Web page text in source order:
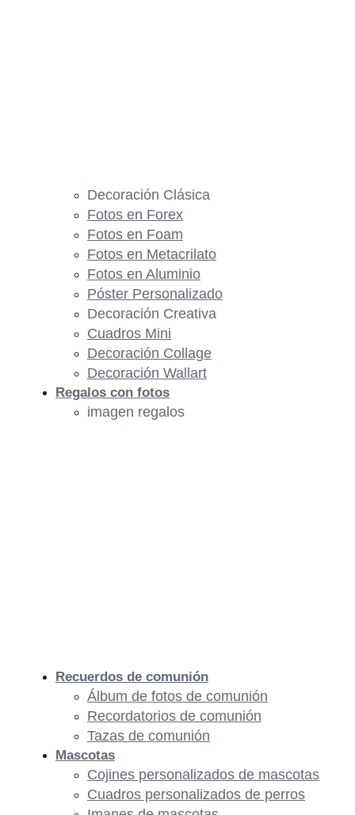
Decoración Clásica
Fotos en Forex
Fotos en Foam
Fotos en Metacrilato
Fotos en Aluminio
Póster Personalizado
Decoración Creativa
Cuadros Mini
Decoración Collage
Decoración Wallart
Regalos con fotos
imagen regalos
Recuerdos de comunión
Álbum de fotos de comunión
Recordatorios de comunión
Tazas de comunión
Mascotas
Cojines personalizados de mascotas
Cuadros personalizados de perros